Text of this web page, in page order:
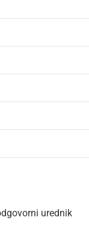
urednik
Prlekijo za